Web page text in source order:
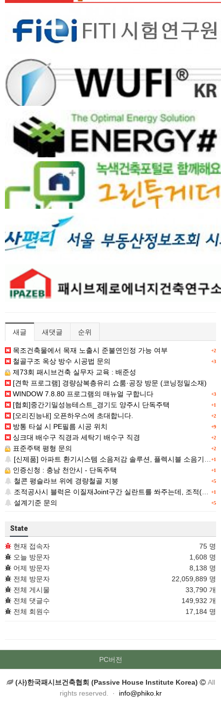
새글 새댓글 순위
+2
목조건축물에서 목재 노출시 준불연인정 가능 여부
+3
철골구조 옥상 방수 시공법 문의
제73회 패시브건축 실무자 교육 : 배준성
[견학 프로그램] 경량삼복층유리 쇼룸·공장 방문 (코닝정밀소재)
+3
WINDOW 7.8.80 프로그램의 매뉴얼 구합니다
+1
[협회]중간기밀성능테스트_경기도 양주시 단독주택
+2
[오리진능내] 오픈하우스에 초대합니다.
+9
방통 타설 시 PE필름 시공 위치
+2
싱크대 배수구 직경과 세탁기 배수구 직경
+2
표준주택 평형 문의
+1
[신제품] 아파트 환기시스템 소음저감 솔루션, 플렉시블 소음기 신규옵션!
+1
인증신청 : 충남 천안시 - 단독주택
+5
철콘 평슬라브 위에 경량철골 지붕
+1
조적공사시 블럭은 이질재Joint구간 실란트를 쏴주는데, 조적(벽돌)은 왜 따로 표기가 없을까요 ?
+5
설계기준 문의
State
현재 접속자
75 명
오늘 방문자
1,608 명
어제 방문자
8,138 명
전체 방문자
22,059,889 명
전체 게시물
33,790 개
전체 댓글수
149,932 개
전체 회원수
17,184 명
PC버전
(사)한국패시브건축협회 (Passive House Institute Korea)
All
rights reserved. · info@phiko.kr